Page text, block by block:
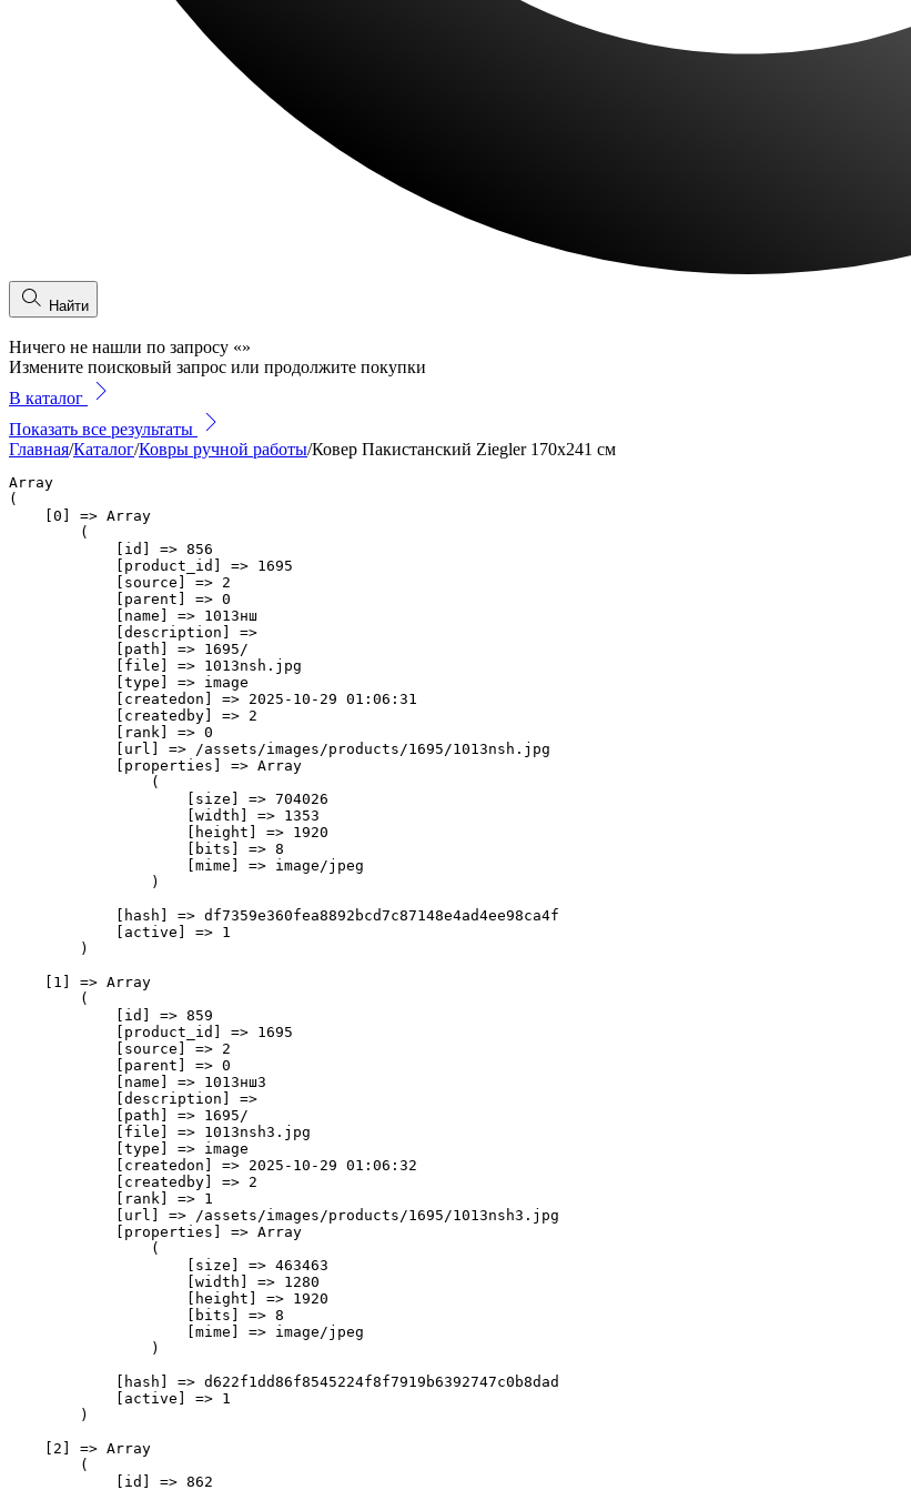
Найти
Ничего не нашли по запросу «»
Измените поисковый запрос или продолжите покупки
В каталог
Показать все результаты
Главная/Каталог/Ковры ручной работы/Ковер Пакистанский Ziegler 170x241 см
Array
(
    [0] => Array
        (
            [id] => 856
            [product_id] => 1695
            [source] => 2
            [parent] => 0
            [name] => 1013нш
            [description] =>
            [path] => 1695/
            [file] => 1013nsh.jpg
            [type] => image
            [createdon] => 2025-10-29 01:06:31
            [createdby] => 2
            [rank] => 0
            [url] => /assets/images/products/1695/1013nsh.jpg
            [properties] => Array
                (
                    [size] => 704026
                    [width] => 1353
                    [height] => 1920
                    [bits] => 8
                    [mime] => image/jpeg
                )
            [hash] => df7359e360fea8892bcd7c87148e4ad4ee98ca4f
            [active] => 1
        )
    [1] => Array
        (
            [id] => 859
            [product_id] => 1695
            [source] => 2
            [parent] => 0
            [name] => 1013нш3
            [description] =>
            [path] => 1695/
            [file] => 1013nsh3.jpg
            [type] => image
            [createdon] => 2025-10-29 01:06:32
            [createdby] => 2
            [rank] => 1
            [url] => /assets/images/products/1695/1013nsh3.jpg
            [properties] => Array
                (
                    [size] => 463463
                    [width] => 1280
                    [height] => 1920
                    [bits] => 8
                    [mime] => image/jpeg
                )
            [hash] => d622f1dd86f8545224f8f7919b6392747c0b8dad
            [active] => 1
        )
    [2] => Array
        (
            [id] => 862